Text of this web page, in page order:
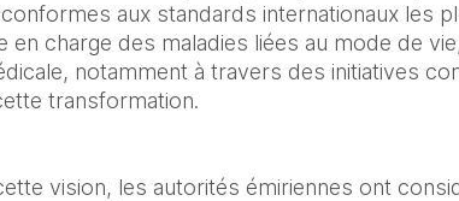
aux standards internationaux les
en charge des maladies liées au mode de
notamment à travers des initiatives
transformation.
vision, les autorités émiriennes ont